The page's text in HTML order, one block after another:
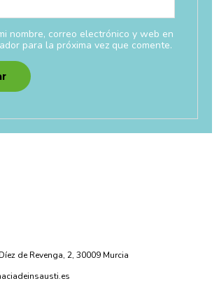
nombre, correo electrónico y web en
para la próxima vez que comente.
de Revenga, 2, 30009 Murcia